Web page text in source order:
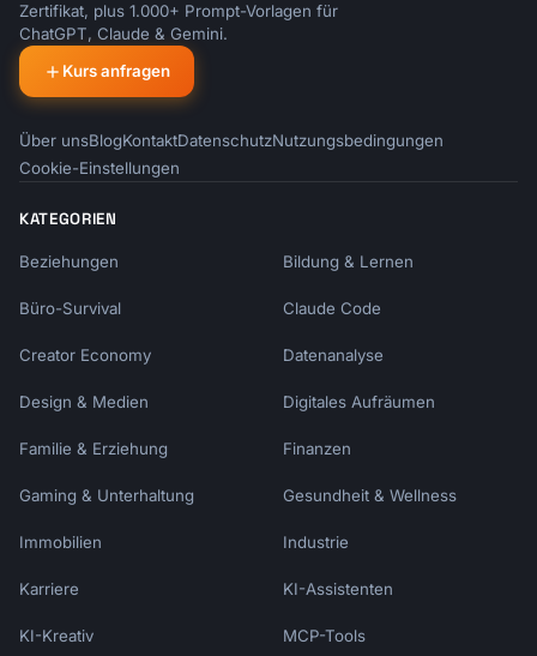
Zertifikat, plus 1.000+ Prompt-Vorlagen für
ChatGPT, Claude & Gemini.
Kurs anfragen
Über unsBlogKontaktDatenschutzNutzungsbedingungen
Cookie-Einstellungen
KATEGORIEN
Beziehungen Bildung & Lernen
Büro-Survival Claude Code
Creator Economy Datenanalyse
Design & Medien Digitales Aufräumen
Familie & Erziehung Finanzen
Gaming & Unterhaltung Gesundheit & Wellness
Immobilien Industrie
Karriere KI-Assistenten
KI-Kreativ MCP-Tools